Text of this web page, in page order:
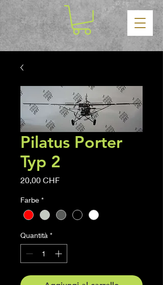
Pilatus Porter
Typ 2
20,00 CHFPrezzo
Farbe *
Quantità *